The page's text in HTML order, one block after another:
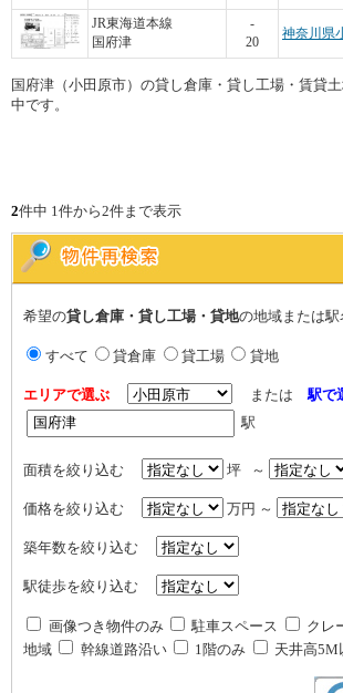
JR東海道本線
国府津
-
20
神奈川県
国府津（小田原市）の貸し倉庫・貸し工場・賃貸
中です。
2件中 1件から2件まで表示
希望の貸し倉庫・貸し工場・貸地の地域または駅
すべて 貸倉庫 貸工場 貸地
エリアで選ぶ または駅で
駅
面積を絞り込む 坪 ～
価格を絞り込む 万円 ～
築年数を絞り込む
駅徒歩を絞り込む
画像つき物件のみ 駐車スペース クレ
地域
幹線道路沿い 1階のみ 天井高5M